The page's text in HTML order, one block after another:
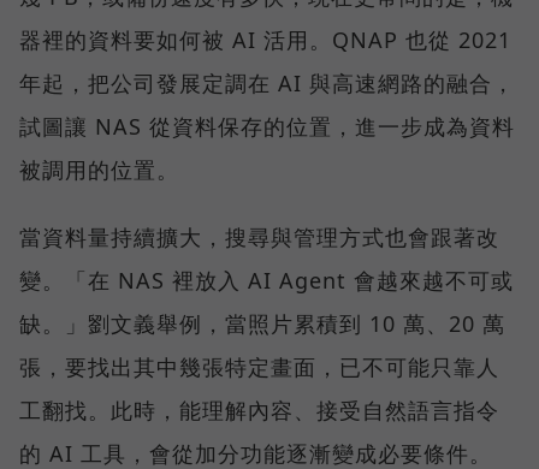
器裡的資料要如何被 AI 活用。QNAP 也從 2021
年起，把公司發展定調在 AI 與高速網路的融合，
試圖讓 NAS 從資料保存的位置，進一步成為資料
被調用的位置。
當資料量持續擴大，搜尋與管理方式也會跟著改
變。「在 NAS 裡放入 AI Agent 會越來越不可或
缺。」劉文義舉例，當照片累積到 10 萬、20 萬
張，要找出其中幾張特定畫面，已不可能只靠人
工翻找。此時，能理解內容、接受自然語言指令
的 AI 工具，會從加分功能逐漸變成必要條件。